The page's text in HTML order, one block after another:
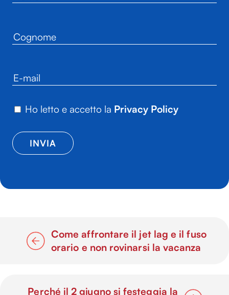
Ho letto e accetto la Privacy Policy
Come affrontare il jet lag e il fuso
orario e non rovinarsi la vacanza
Perché il 2 giugno si festeggia la